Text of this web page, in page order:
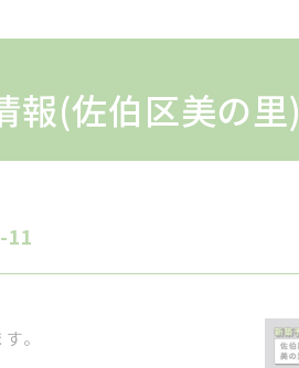
報(佐伯区美の里)
11
。